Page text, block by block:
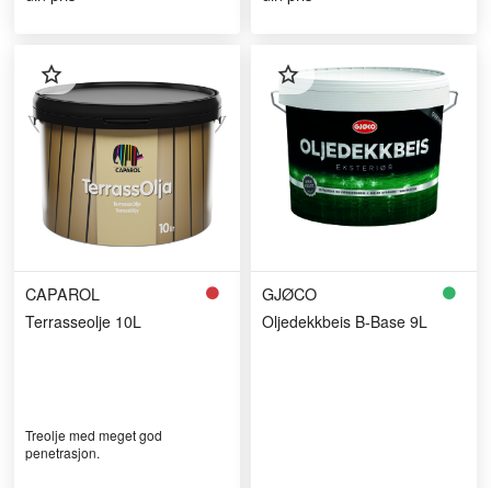
CAPAROL
Terrasseolje 10L
Treolje med meget god
penetrasjon.
GJØCO
Oljedekkbeis B-Base 9L